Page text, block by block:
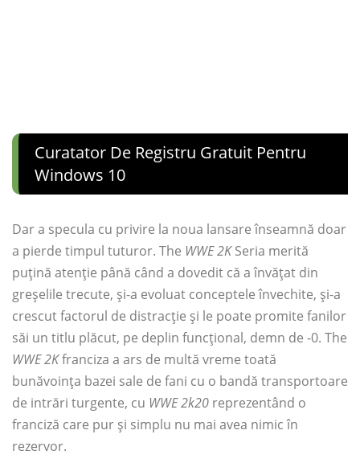
Curatator De Registru Gratuit Pentru
Windows 10
Dar a specula cu privire la noua lansare înseamnă doar
a pierde timpul tuturor. The WWE 2KSeria merită
puțină atenție până când a dovedit că a învățat din
greșelile trecute, și-a evoluat conceptele învechite, și-a
crescut factorul de distracție și le poate promite fanilor
săi un titlu plăcut, pe deplin funcțional, demn de -0. The
WWE 2Kfranciza a ars de multă vreme toată
bunăvoința bazei sale de fani cu o bandă transportoare
de intrări turgente, cu WWE 2k20 reprezentând o
franciză care pur și simplu nu mai avea nimic în
rezervor.